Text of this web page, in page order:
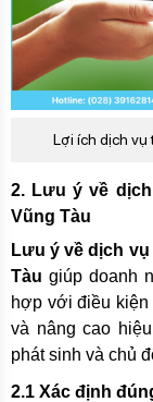
Lợi ích dịch vụ
2. Lưu ý về
Vũng Tàu
Lưu ý về dịch
Tàu giúp doanh
hợp với điều
và nâng cao
phát sinh và chủ
2.1 Xác định